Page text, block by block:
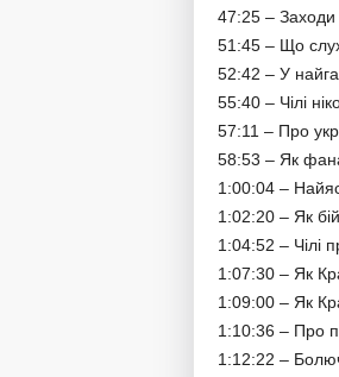
47:25 – Заходи
51:45 – Що
52:42 – У
55:40 – Чілі
57:11 – Про
58:53 – Як
1:00:04 –
1:02:20 – Як
1:04:52 – Чілі
1:07:30 – Як
1:09:00 – Як
1:10:36 – Про
1:12:22 –